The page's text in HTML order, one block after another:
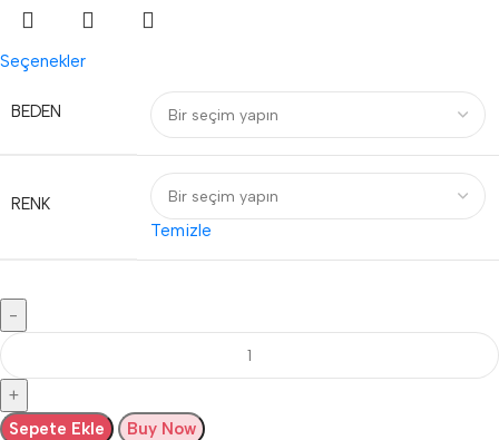
Seçenekler
BEDEN
RENK
Temizle
Sepete Ekle Buy Now